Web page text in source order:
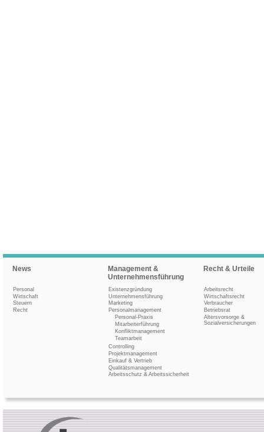
News
Personal
Wirtschaft
Steuern
Recht
Management &
Unternehmensführung
Existenzgründung
Unternehmensführung
Marketing
Personalmanagement
Personal-Praxis
Mitarbeiterführung
Konfliktmanagement
Teamarbeit
Controlling
Projektmanagement
Einkauf & Vertrieb
Qualitätsmanagement
Arbeitsschutz & Arbeitssicherheit
Recht & Urteile
Arbeitsrecht
Wirtschaftsrecht
Verbraucher
Betriebsrat
Altersvorsorge &
Sozialversicherungen